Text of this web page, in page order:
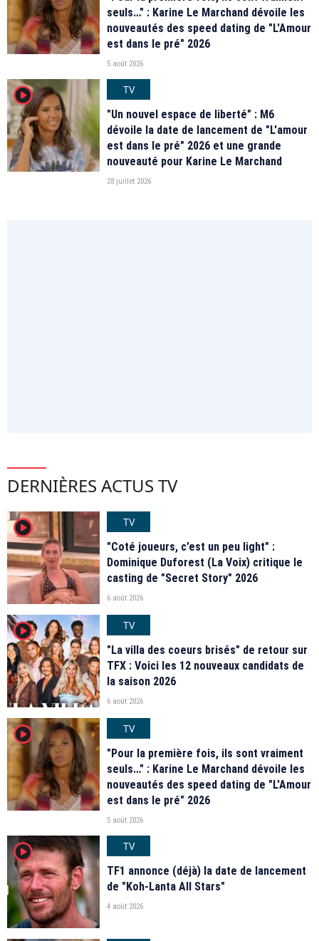
seuls…" : Karine Le Marchand dévoile les
nouveautés des speed dating de "L'Amour
est dans le pré" 2026
5 août 2026
player2
TV
"Un nouvel espace de liberté" : M6
dévoile la date de lancement de "L'amour
est dans le pré" 2026 et une grande
nouveauté pour Karine Le Marchand
28 juillet 2026
DERNIÈRES ACTUS TV
player2
TV
"Coté joueurs, c’est un peu light" :
Dominique Duforest (La Voix) critique le
casting de "Secret Story" 2026
6 août 2026
player2
TV
"La villa des coeurs brisés" de retour sur
TFX : Voici les 12 nouveaux candidats de
la saison 2026
6 août 2026
player2
TV
"Pour la première fois, ils sont vraiment
seuls…" : Karine Le Marchand dévoile les
nouveautés des speed dating de "L'Amour
est dans le pré" 2026
5 août 2026
player2
TV
TF1 annonce (déjà) la date de lancement
de "Koh-Lanta All Stars"
4 août 2026